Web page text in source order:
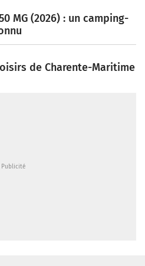
MG (2026) : un camping-
de Charente-Maritime